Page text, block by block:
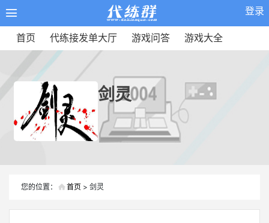
登录
首页 代练接发单大厅 游戏问答 游戏大全
剑灵
您的位置： 首页 > 剑灵